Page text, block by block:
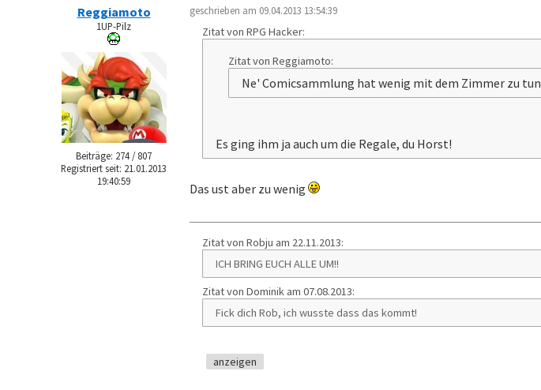
Reggiamoto
1UP-Pilz
Beiträge: 274 / 807
Registriert seit: 21.01.2013
19:40:59
geschrieben am 09.04.2013 13:54:39
Zitat von RPG Hacker:
Zitat von Reggiamoto:
Ne' Comicsammlung hat wenig mit dem Zimmer zu tun
Es ging ihm ja auch um die Regale, du Horst!
Das ust aber zu wenig
Zitat von Robju am 22.11.2013:
ICH BRING EUCH ALLE UM!!
Zitat von Dominik am 07.08.2013:
Fick dich Rob, ich wusste dass das kommt!
anzeigen